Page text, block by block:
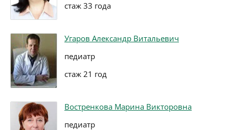
стаж 33 года
Угаров Александр Витальевич
педиатр
стаж 21 год
Востренкова Марина Викторовна
педиатр